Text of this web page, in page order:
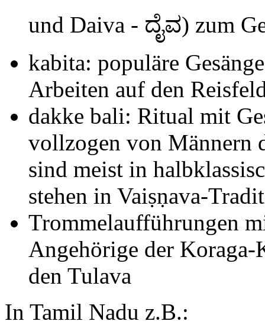
und Daiva - ದೈವ) zum
kabita: populäre
Arbeiten auf den
dakke bali: Ritual mit
vollzogen von Männern
sind meist in
stehen in Vaiṣṇava-
Trommelaufführungen
Angehörige der Koraga-
den Tulava
In Tamil Nadu z.B.: